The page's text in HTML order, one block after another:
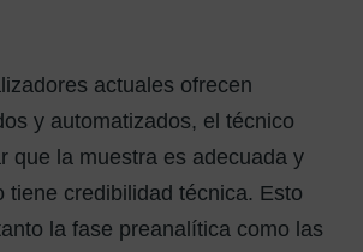
actuales ofrecen
y automatizados, el técnico
que la muestra es adecuada y
tiene credibilidad técnica. Esto
la fase preanalítica como las